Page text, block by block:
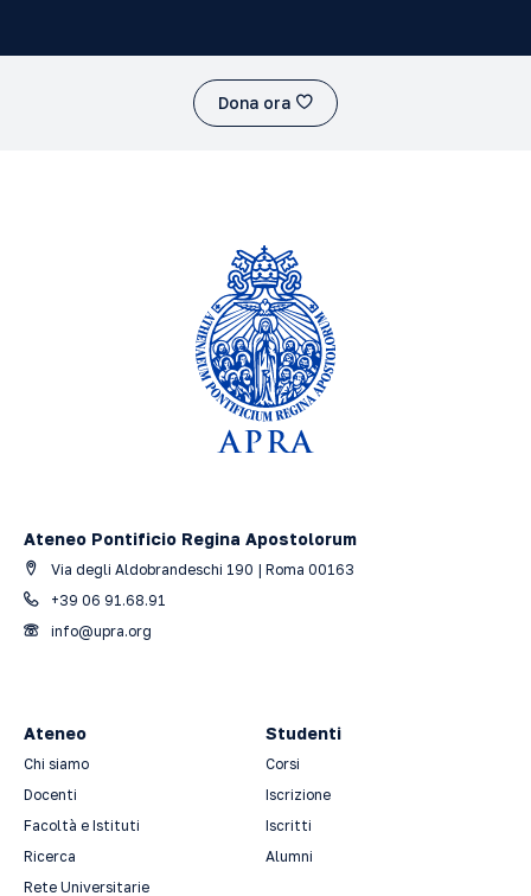
Dona ora
Ateneo Pontificio Regina Apostolorum
Via degli Aldobrandeschi 190 | Roma 00163
+39 06 91.68.91
info@upra.org
Ateneo
Chi siamo
Docenti
Facoltà e Istituti
Ricerca
Rete Universitarie
Studenti
Corsi
Iscrizione
Iscritti
Alumni